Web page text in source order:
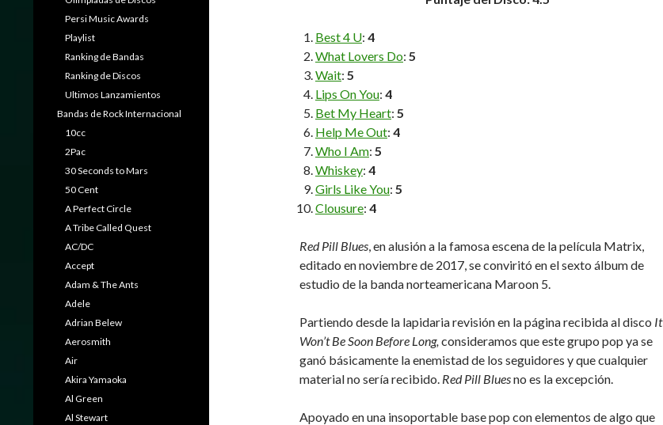
Best 4 U: 4
What Lovers Do: 5
Wait: 5
Lips On You: 4
Bet My Heart: 5
Help Me Out: 4
Who I Am: 5
Whiskey: 4
Girls Like You: 5
Clousure: 4
Red Pill Blues, en alusión a la famosa escena de la película Matrix,
editado en noviembre de 2017, se conviritó en el sexto álbum de
estudio de la banda norteamericana Maroon 5.
Partiendo desde la lapidaria revisión en la página recibida al disco It
Won’t Be Soon Before Long, consideramos que este grupo pop ya se
ganó básicamente la enemistad de los seguidores y que cualquier
material no sería recibido. Red Pill Bluesno es la excepción.
Apoyado en una insoportable base pop con elementos de algo que
Persi Music Awards
Playlist
Ranking de Bandas
Ranking de Discos
Ultimos Lanzamientos
Bandas de Rock Internacional
10cc
2Pac
30 Seconds to Mars
50 Cent
A Perfect Circle
A Tribe Called Quest
AC/DC
Accept
Adam & The Ants
Adele
Adrian Belew
Aerosmith
Air
Akira Yamaoka
Al Green
Al Stewart